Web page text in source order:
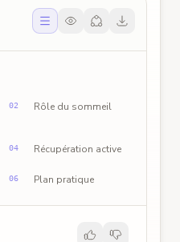
02 Rôle du sommeil
04 Récupération active
06 Plan pratique